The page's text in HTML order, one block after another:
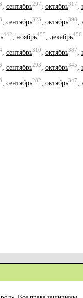
сентябрь297 октябрь317
сентябрь323 октябрь398
442, ноябрь455, декабрь456
сентябрь310 октябрь387
, сентябрь293, октябрь345,
сентябрь282 октябрь347